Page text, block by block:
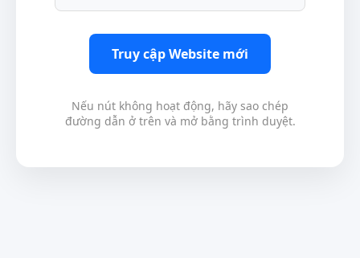
Truy cập Website mới
Nếu nút không hoạt động, hãy sao chép
đường dẫn ở trên và mở bằng trình duyệt.